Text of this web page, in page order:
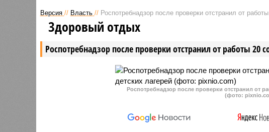
субъектов РФ. В Приволжском
федеральном округе РМЭ тоже
среди неблагополучных по этому
показателю регионов.
материальному
России республика
Версия // Власть // Роспотребнадзор после проверки отстранил от
Роспотребнадзор после проверки отстранил от работы 20
Здоровый отдых
Роспотребнадзор после проверки отстранил от
(фото: